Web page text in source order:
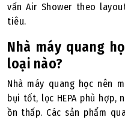
vấn Air Shower theo
tiêu.
Nhà máy quang
loại nào?
Nhà máy quang học nên
bụi tốt, lọc HEPA phù
ồn thấp. Các sản phẩm